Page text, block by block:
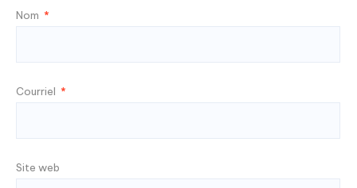
Nom *
Courriel *
Site web